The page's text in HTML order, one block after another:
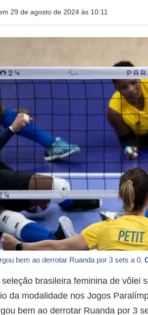
29 de agosto de 2024 às 10:11
bem ao derrotar Ruanda por 3 sets a 0.
seleção brasileira feminina de vôlei
da modalidade nos Jogos
bem ao derrotar Ruanda por 3